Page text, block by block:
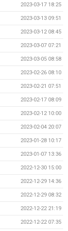
2023-03-17 18:25
2023-03-13 09:51
2023-03-12 08:45
2023-03-07 07:21
2023-03-05 08:58
2023-02-26 08:10
2023-02-21 07:51
2023-02-17 08:09
2023-02-12 10:00
2023-02-04 20:07
2023-01-28 10:17
2023-01-07 13:36
2022-12-30 15:00
2022-12-29 14:36
2022-12-29 08:32
2022-12-22 21:19
2022-12-22 07:35